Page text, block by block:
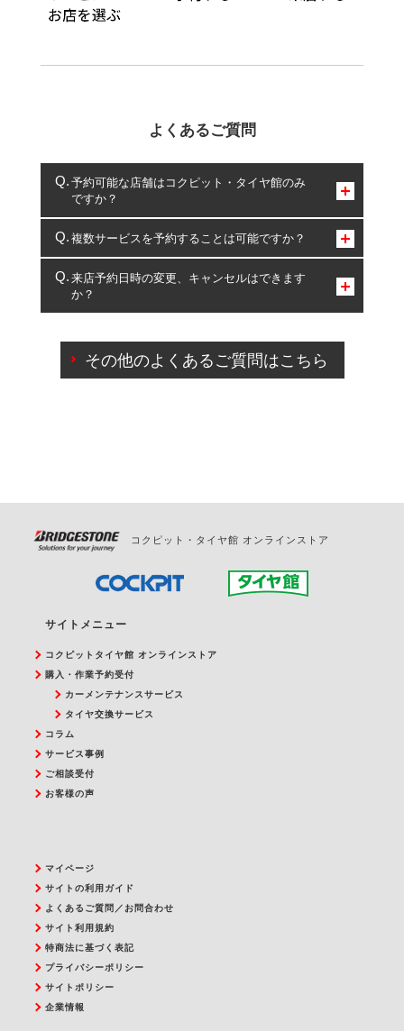
よくあるご質問
予約可能な店舗はコクピット・タイヤ館のみ
ですか？
コクピット・タイヤ館のみとなります。
複数サービスを予約することは可能ですか？
複数サービスのご予約は可能です。
一部の商品・サービスの組み合わせに限り、同時にご予約が
出来ないものもございます。
来店予約日時の変更、キャンセルはできます
か？
ご来店予約日の3営業日前を過ぎている場合のご予約
の日時変更につきましては、直接ご予約の店舗まで
その他のよくあるご質問はこちら
コクピット・タイヤ館 オンラインストア
サイトメニュー
コクピットタイヤ館 オンラインストア
購入・作業予約受付
カーメンテナンスサービス
タイヤ交換サービス
コラム
サービス事例
ご相談受付
お客様の声
マイページ
サイトの利用ガイド
よくあるご質問／お問合わせ
サイト利用規約
特商法に基づく表記
プライバシーポリシー
サイトポリシー
企業情報